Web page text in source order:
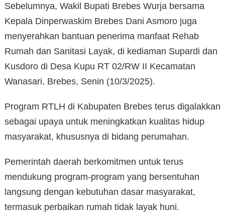
Sebelumnya, Wakil Bupati Brebes Wurja bersama
Kepala Dinperwaskim Brebes Dani Asmoro juga
menyerahkan bantuan penerima manfaat Rehab
Rumah dan Sanitasi Layak, di kediaman Supardi dan
Kusdoro di Desa Kupu RT 02/RW II Kecamatan
Wanasari, Brebes, Senin (10/3/2025).
Program RTLH di Kabupaten Brebes terus digalakkan
sebagai upaya untuk meningkatkan kualitas hidup
masyarakat, khususnya di bidang perumahan.
Pemerintah daerah berkomitmen untuk terus
mendukung program-program yang bersentuhan
langsung dengan kebutuhan dasar masyarakat,
termasuk perbaikan rumah tidak layak huni.